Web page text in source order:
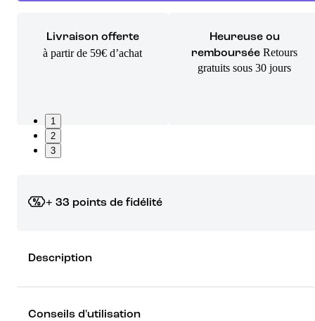
Livraison offerte
à partir de 59€ d’achat
Heureuse ou
remboursée Retours
gratuits sous 30 jours
1
2
3
+ 33 points de fidélité
rêver !
Découvrez les récompenses
Description
Conseils d'utilisation